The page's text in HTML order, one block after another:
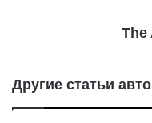
The
Другие статьи